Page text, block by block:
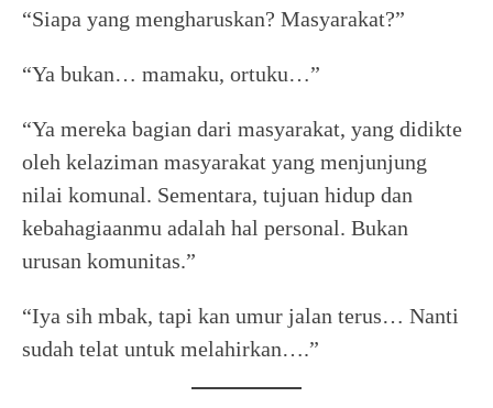
“Siapa yang mengharuskan? Masyarakat?”
“Ya bukan… mamaku, ortuku…”
“Ya mereka bagian dari masyarakat, yang didikte
oleh kelaziman masyarakat yang menjunjung
nilai komunal. Sementara, tujuan hidup dan
kebahagiaanmu adalah hal personal. Bukan
urusan komunitas.”
“Iya sih mbak, tapi kan umur jalan terus… Nanti
sudah telat untuk melahirkan….”